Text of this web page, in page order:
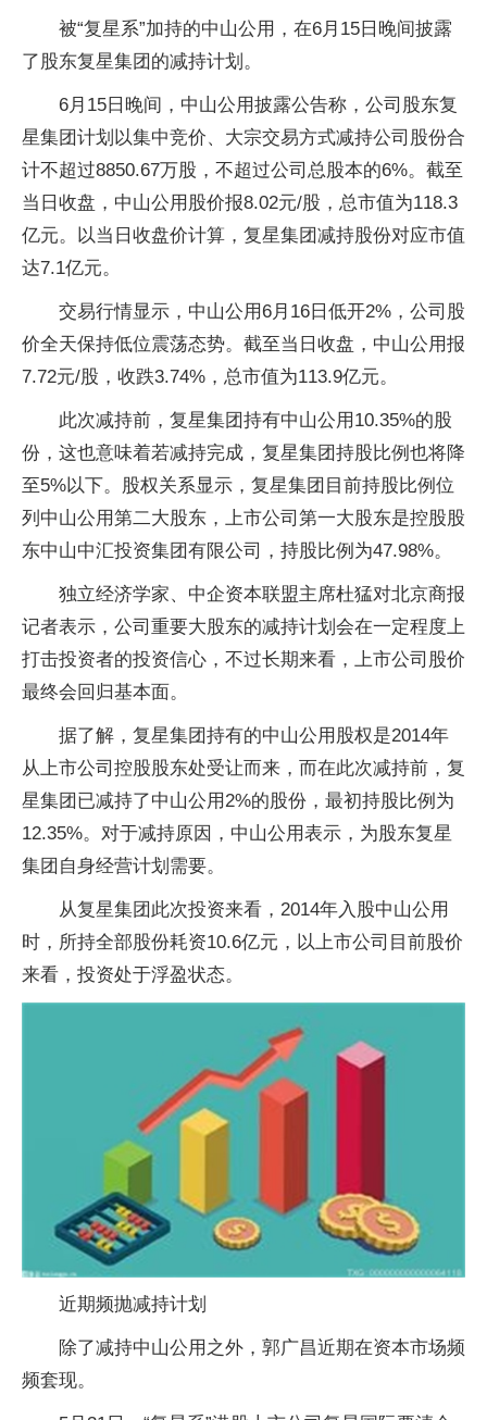
被“复星系”加持的中山公用，在6月15日晚间披露
了股东复星集团的减持计划。
6月15日晚间，中山公用披露公告称，公司股东复
星集团计划以集中竞价、大宗交易方式减持公司股份合
计不超过8850.67万股，不超过公司总股本的6%。截至
当日收盘，中山公用股价报8.02元/股，总市值为118.3
亿元。以当日收盘价计算，复星集团减持股份对应市值
达7.1亿元。
交易行情显示，中山公用6月16日低开2%，公司股
价全天保持低位震荡态势。截至当日收盘，中山公用报
7.72元/股，收跌3.74%，总市值为113.9亿元。
此次减持前，复星集团持有中山公用10.35%的股
份，这也意味着若减持完成，复星集团持股比例也将降
至5%以下。股权关系显示，复星集团目前持股比例位
列中山公用第二大股东，上市公司第一大股东是控股股
东中山中汇投资集团有限公司，持股比例为47.98%。
独立经济学家、中企资本联盟主席杜猛对北京商报
记者表示，公司重要大股东的减持计划会在一定程度上
打击投资者的投资信心，不过长期来看，上市公司股价
最终会回归基本面。
据了解，复星集团持有的中山公用股权是2014年
从上市公司控股股东处受让而来，而在此次减持前，复
星集团已减持了中山公用2%的股份，最初持股比例为
12.35%。对于减持原因，中山公用表示，为股东复星
集团自身经营计划需要。
从复星集团此次投资来看，2014年入股中山公用
时，所持全部股份耗资10.6亿元，以上市公司目前股价
来看， 投资处于浮盈状态。
近期频抛减持计划
除了减持中山公用之外，郭广昌近期在资本市场频
频套现。